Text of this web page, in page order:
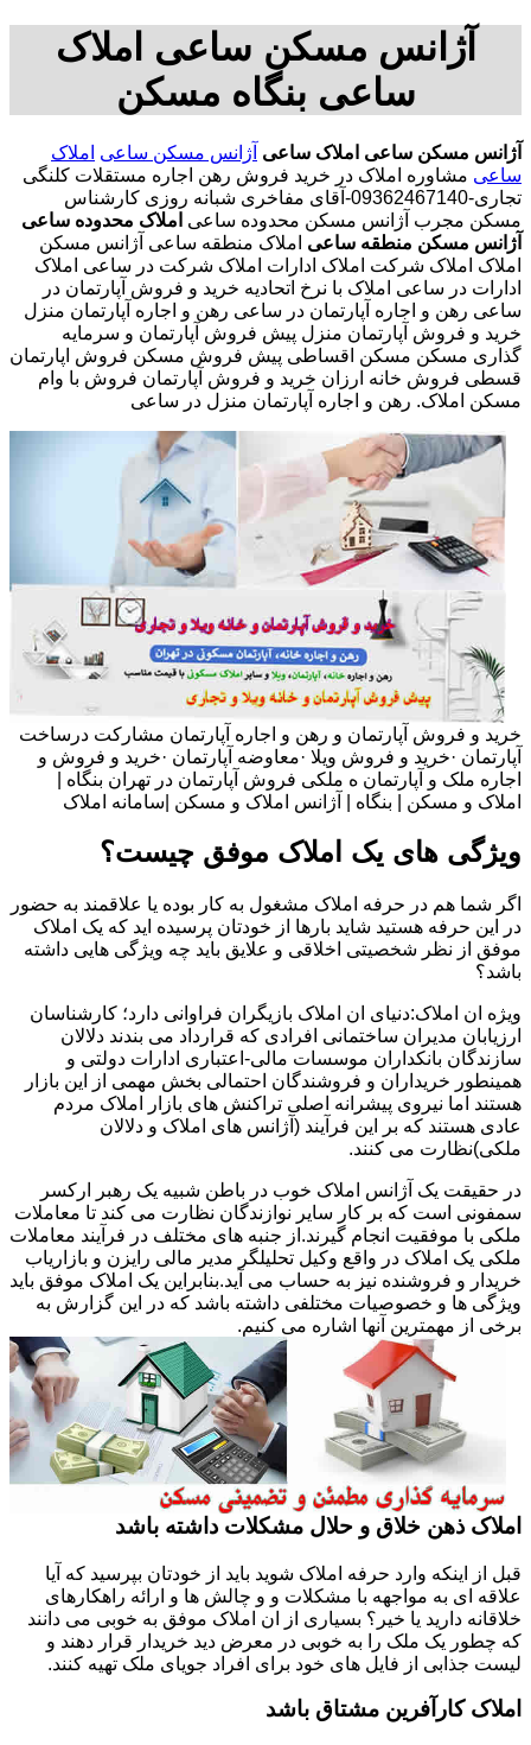
آژانس مسکن ساعی املاک
ساعی بنگاه مسکن
آژانس مسکن ساعی املاک ساعی آژانس مسکن ساعی املاک
ساعی مشاوره املاک در خرید فروش رهن اجاره مستقلات کلنگی
تجاری-09362467140-آقای مفاخری شبانه روزی کارشناس
مسکن مجرب آژانس مسکن محدوده ساعی املاک محدوده ساعی
آژانس مسکن منطقه ساعی املاک منطقه ساعی آژانس مسکن
املاک املاک شرکت املاک ادارات املاک شرکت در ساعی املاک
ادارات در ساعی املاک با نرخ اتحادیه خرید و فروش آپارتمان در
ساعی رهن و اجاره آپارتمان در ساعی رهن و اجاره آپارتمان منزل
خرید و فروش آپارتمان منزل پیش فروش آپارتمان و سرمایه
گذاری مسکن مسکن اقساطی پیش فروش مسکن فروش اپارتمان
قسطی فروش خانه ارزان خرید و فروش آپارتمان فروش با وام
مسکن املاک. رهن و اجاره آپارتمان منزل در ساعی
خرید و فروش آپارتمان و رهن و اجاره آپارتمان مشارکت درساخت
آپارتمان ·خرید و فروش ویلا ·معاوضه آپارتمان ·خرید و فروش و
اجاره ملک و آپارتمان ه ملکی فروش آپارتمان در تهران بنگاه |
املاک و مسکن | بنگاه | آژانس املاک و مسکن |سامانه املاک
ویژگی های یک املاک موفق چیست؟
اگر شما هم در حرفه املاک مشغول به کار بوده یا علاقمند به حضور
در این حرفه هستید شاید بارها از خودتان پرسیده اید که یک املاک
موفق از نظر شخصیتی اخلاقی و علایق باید چه ویژگی هایی داشته
باشد؟
ویژه ان املاک:دنیای ان املاک بازیگران فراوانی دارد؛ کارشناسان
ارزیابان مدیران ساختمانی افرادی که قرارداد می بندند دلالان
سازندگان بانکداران موسسات مالی-اعتباری ادارات دولتی و
همینطور خریداران و فروشندگان احتمالی بخش مهمی از این بازار
هستند اما نیروی پیشرانه اصلی تراکنش های بازار املاک مردم
عادی هستند که بر این فرآیند (آژانس های املاک و دلالان
ملکی)نظارت می کنند.
در حقیقت یک آژانس املاک خوب در باطن شبیه یک رهبر ارکسر
سمفونی است که بر کار سایر نوازندگان نظارت می کند تا معاملات
ملکی با موفقیت انجام گیرند.از جنبه های مختلف در فرآیند معاملات
ملکی یک املاک در واقع وکیل تحلیلگر مدیر مالی رایزن و بازاریاب
خریدار و فروشنده نیز به حساب می آید.بنابراین یک املاک موفق باید
ویژگی ها و خصوصیات مختلفی داشته باشد که در این گزارش به
برخی از مهمترین آنها اشاره می کنیم.
املاک ذهن خلاق و حلال مشکلات داشته باشد
قبل از اینکه وارد حرفه املاک شوید باید از خودتان بپرسید که آیا
علاقه ای به مواجهه با مشکلات و و چالش ها و ارائه راهکارهای
خلاقانه دارید یا خیر؟ بسیاری از ان املاک موفق به خوبی می دانند
که چطور یک ملک را به خوبی در معرض دید خریدار قرار دهند و
لیست جذابی از فایل های خود برای افراد جویای ملک تهیه کنند.
املاک کارآفرین مشتاق باشد